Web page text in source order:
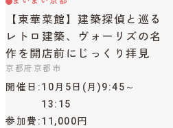
【東華菜館】建築探偵と巡る
レトロ建築、ヴォーリズの名
作を開店前にじっくり拝見
京都府京都市
開催日
10月5日(月)9:45～
13:15
参加費 11,000円